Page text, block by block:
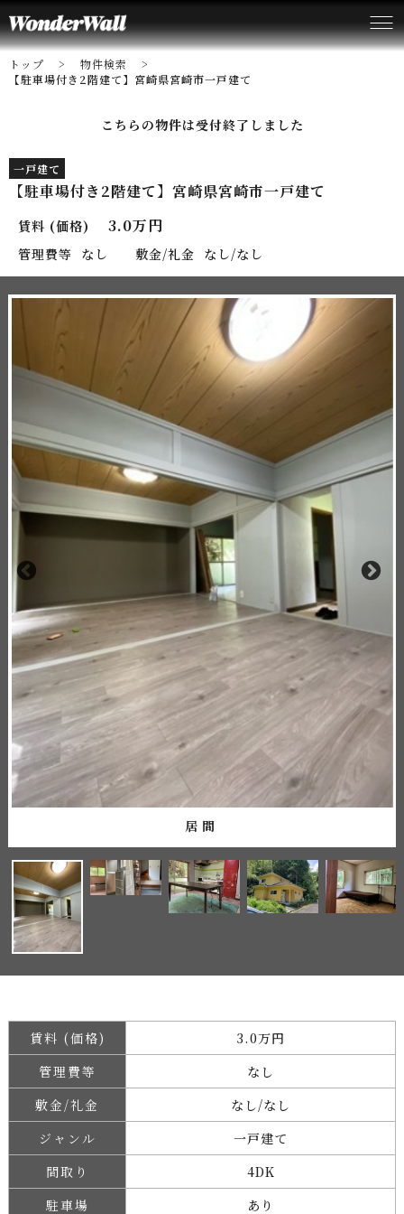
トップ
物件検索
【駐車場付き2階建て】宮崎県宮崎市一戸建て
こちらの物件は受付終了しました
一戸建て
【駐車場付き2階建て】宮崎県宮崎市一戸建て
賃料 (価格) 3.0万円
管理費等 なし 敷金/礼金 なし/なし
居間
賃料 (価格)
3.0万円
管理費等
なし
敷金/礼金
なし/なし
ジャンル
一戸建て
間取り
4DK
駐車場
あり